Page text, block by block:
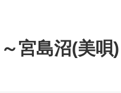
宮島沼(美